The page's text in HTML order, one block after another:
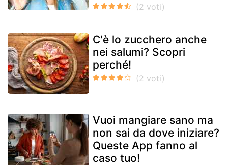
C'è lo zucchero anche
nei salumi? Scopri
perché!
Vuoi mangiare sano ma
non sai da dove iniziare?
Queste App fanno al
caso tuo!